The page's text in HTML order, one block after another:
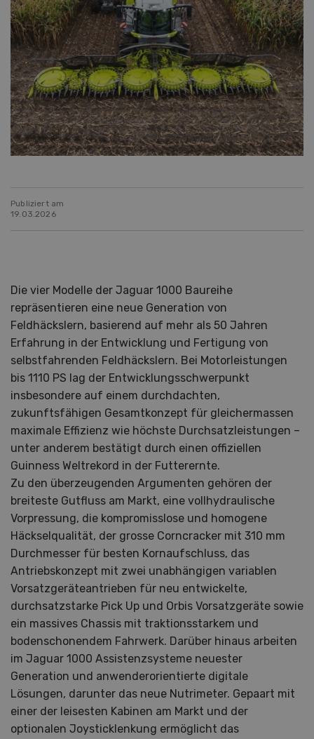
Publiziert am
19.03.2026
Die vier Modelle der Jaguar 1000 Baureihe
repräsentieren eine neue Generation von
Feldhäckslern, basierend auf mehr als 50 Jahren
Erfahrung in der Entwicklung und Fertigung von
selbstfahrenden Feldhäckslern. Bei Motorleistungen
bis 1110 PS lag der Entwicklungsschwerpunkt
insbesondere auf einem durchdachten,
zukunftsfähigen Gesamtkonzept für gleichermassen
maximale Effizienz wie höchste Durchsatzleistungen –
unter anderem bestätigt durch einen offiziellen
Guinness Weltrekord in der Futterernte.
Zu den überzeugenden Argumenten gehören der
breiteste Gutfluss am Markt, eine vollhydraulische
Vorpressung, die kompromisslose und homogene
Häckselqualität, der grosse Corncracker mit 310 mm
Durchmesser für besten Kornaufschluss, das
Antriebskonzept mit zwei unabhängigen variablen
Vorsatzgeräteantrieben für neu entwickelte,
durchsatzstarke Pick Up und Orbis Vorsatzgeräte sowie
ein massives Chassis mit traktionsstarkem und
bodenschonendem Fahrwerk. Darüber hinaus arbeiten
im Jaguar 1000 Assistenzsysteme neuester
Generation und anwenderorientierte digitale
Lösungen, darunter das neue Nutrimeter. Gepaart mit
einer der leisesten Kabinen am Markt und der
optionalen Joysticklenkung ermöglicht das